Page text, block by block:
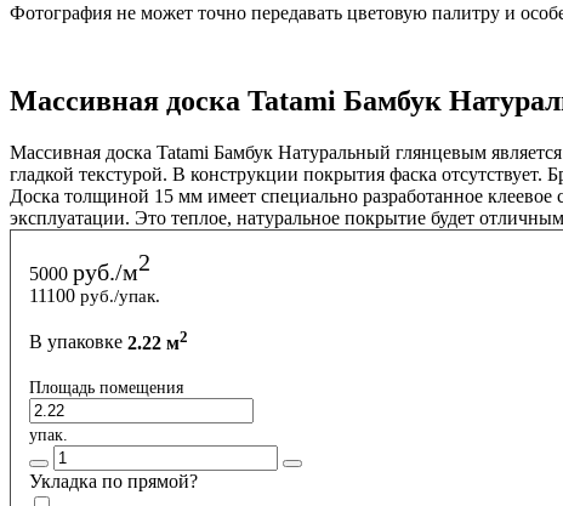
Фотография не может точно передавать цветовую палитру и
Массивная доска Tatami Бамбук
Массивная доска Tatami Бамбук Натуральный глянцевым
гладкой текстурой. В конструкции покрытия фаска отсутствует.
Доска толщиной 15 мм имеет специально разработанное клеевое
эксплуатации. Это теплое, натуральное покрытие будет
5000 руб./м2
11100 руб./упак.
В упаковке 2.22 м2
Площадь помещения
упак.
Укладка по прямой?